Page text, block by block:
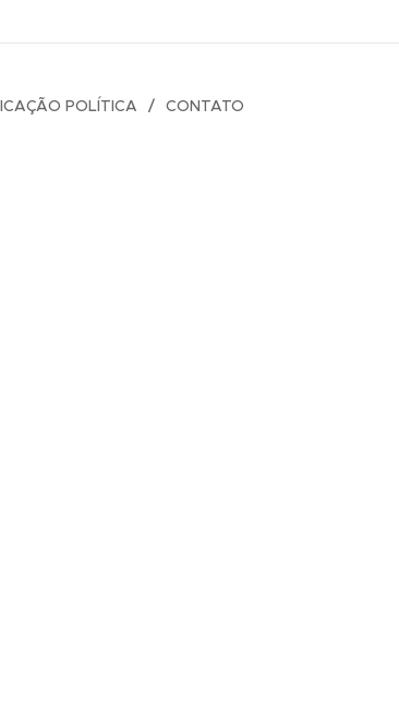
POLÍTICA CONTATO